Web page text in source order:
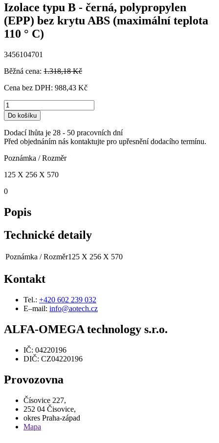
Izolace typu B - černá, polypropylen
(EPP) bez krytu ABS (maximální teplota
110 ° C)
3456104701
Běžná cena: 1.318,18 Kč
Cena bez DPH: 988,43 Kč
Do košíku
Dodací lhůta je 28 - 50 pracovních dní
Před objednáním nás kontaktujte pro upřesnění dodacího termínu.
Poznámka / Rozměr
125 X 256 X 570
0
Popis
Technické detaily
Poznámka / Rozměr125 X 256 X 570
Kontakt
Tel.: +420 602 239 032
E–mail: info@aotech.cz
ALFA-OMEGA technology s.r.o.
IČ: 04220196
DIČ: CZ04220196
Provozovna
Čísovice 227,
252 04 Čisovice,
okres Praha-západ
Mapa